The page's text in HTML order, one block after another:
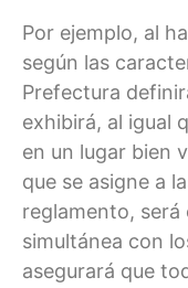
Por ejemplo, al
según las
Prefectura
exhibirá, al igual
en un lugar bien
que se asigne a
reglamento,
simultánea con
asegurará que